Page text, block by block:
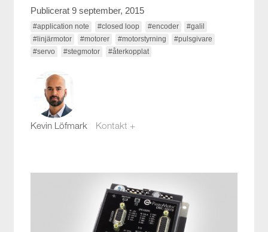
Publicerat 9 september, 2015
#application note #closed loop #encoder
#galil
#linjärmotor
#motorer #motorstyrning
#pulsgivare
#servo
#stegmotor #återkopplat
Kevin Löfmark Kontakt +